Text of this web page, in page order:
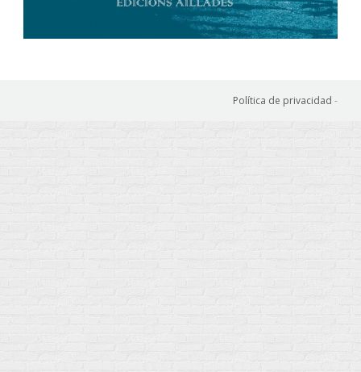
Política de privacidad -